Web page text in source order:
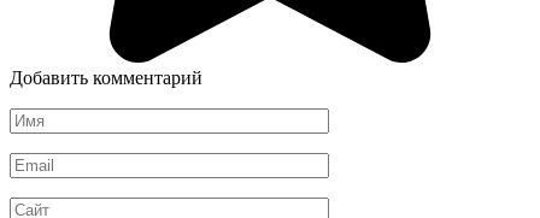
Добавить комментарий
Имя
*
Email
*
Сайт